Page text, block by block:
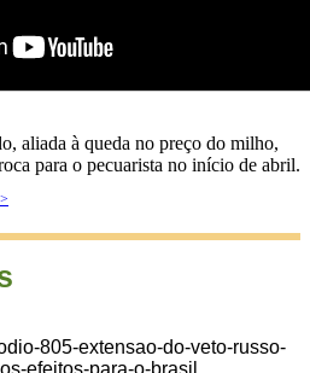
aliada à queda no preço do milho,
para o pecuarista no início de abril.